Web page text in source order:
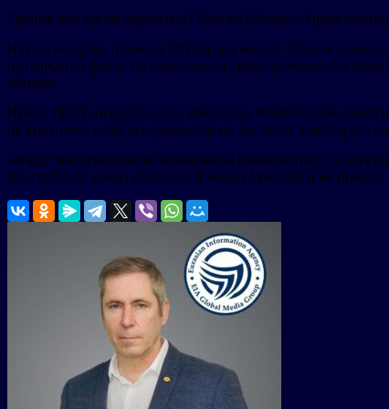
Гриппа нет, но вы держитесь! Власти Южного Урала
Накануне врачи провели 520 обследований. Больше
на передний фланг сегодня вышли традиционные для
детсада.
Ирина ГЕХТ, первый вице-губернатор Челябинской
не критично, и мы все равно еще не достигли эпидпорога
Между тем гриппозная аномалия на Южном Урале до сих
что грипп до конца сезона на Южный Урал так и не придет.